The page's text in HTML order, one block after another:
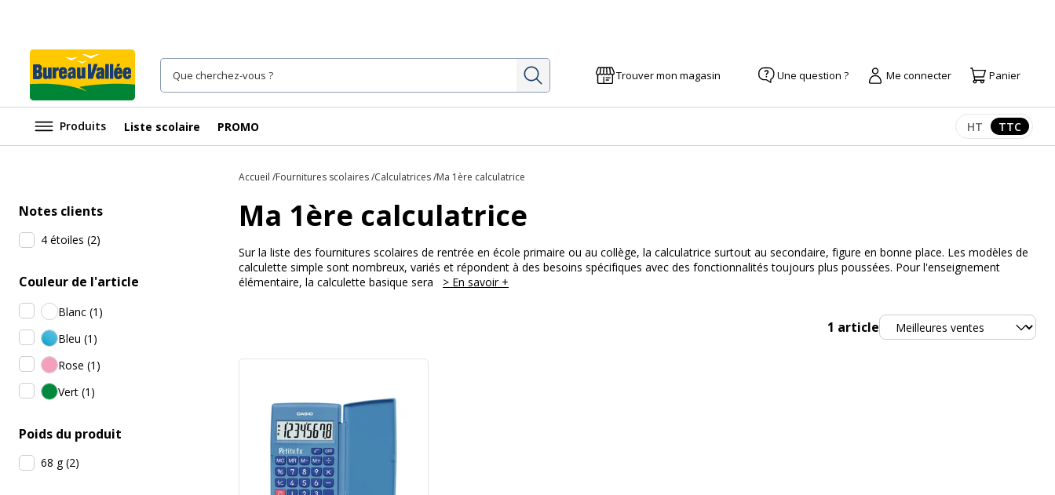
Rechercher Trouver mon magasin Une question ? Me connecter Panier
Produits Liste scolaire PROMO Afficher les
HT TTC
Notes clients
4 étoiles (2)
Couleur de l'article
Blanc (1 )
Bleu (1 )
Rose (1 )
Vert (1 )
Poids du produit
68 g(2)
Accueil Fournitures scolaires Calculatrices Ma 1ère calculatrice
Ma 1ère calculatrice
Sur la liste des fournitures scolaires de rentrée en école primaire ou au collège, la calculatrice surtout au secondaire, figure en bonne place. Les modèles de
calculette simple sont nombreux, variés et répondent à des besoins spécifiques avec des fonctionnalités toujours plus poussées. Pour l'enseignement
élémentaire, la calculette basique sera
> En savoir +
1 articleTrier